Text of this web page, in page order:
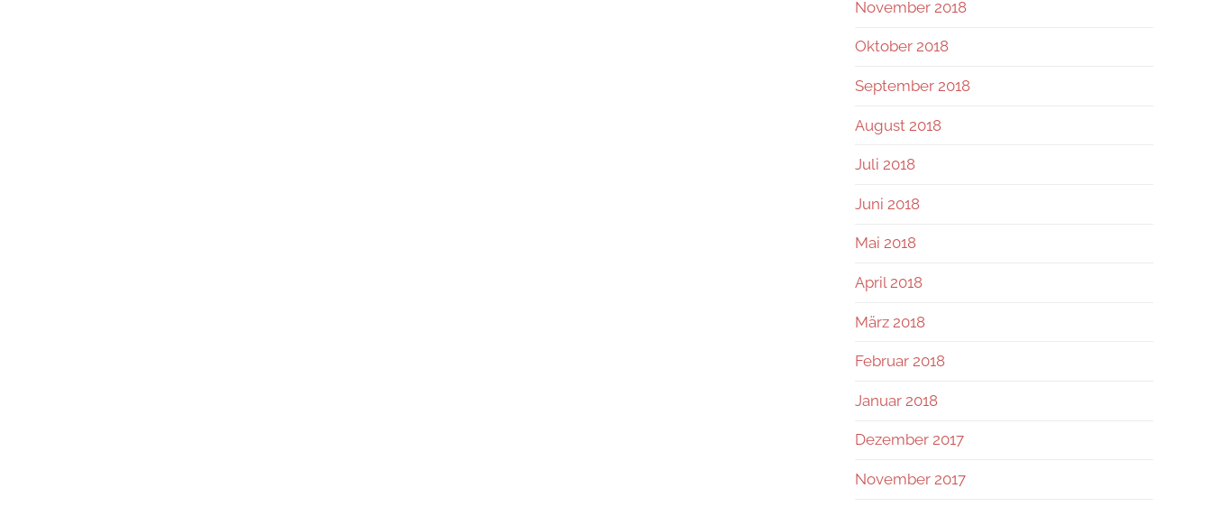
November 2018
Oktober 2018
September 2018
August 2018
Juli 2018
Juni 2018
Mai 2018
April 2018
März 2018
Februar 2018
Januar 2018
Dezember 2017
November 2017